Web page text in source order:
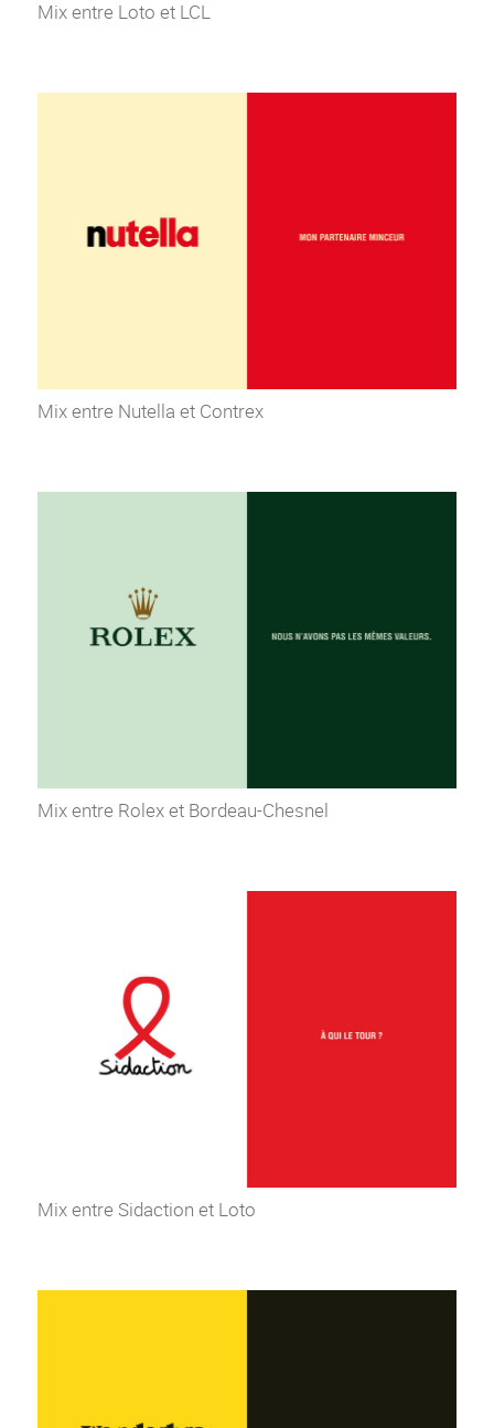
Mix entre Loto et LCL
Mix entre Nutella et Contrex
Mix entre Rolex et Bordeau-Chesnel
Mix entre Sidaction et Loto